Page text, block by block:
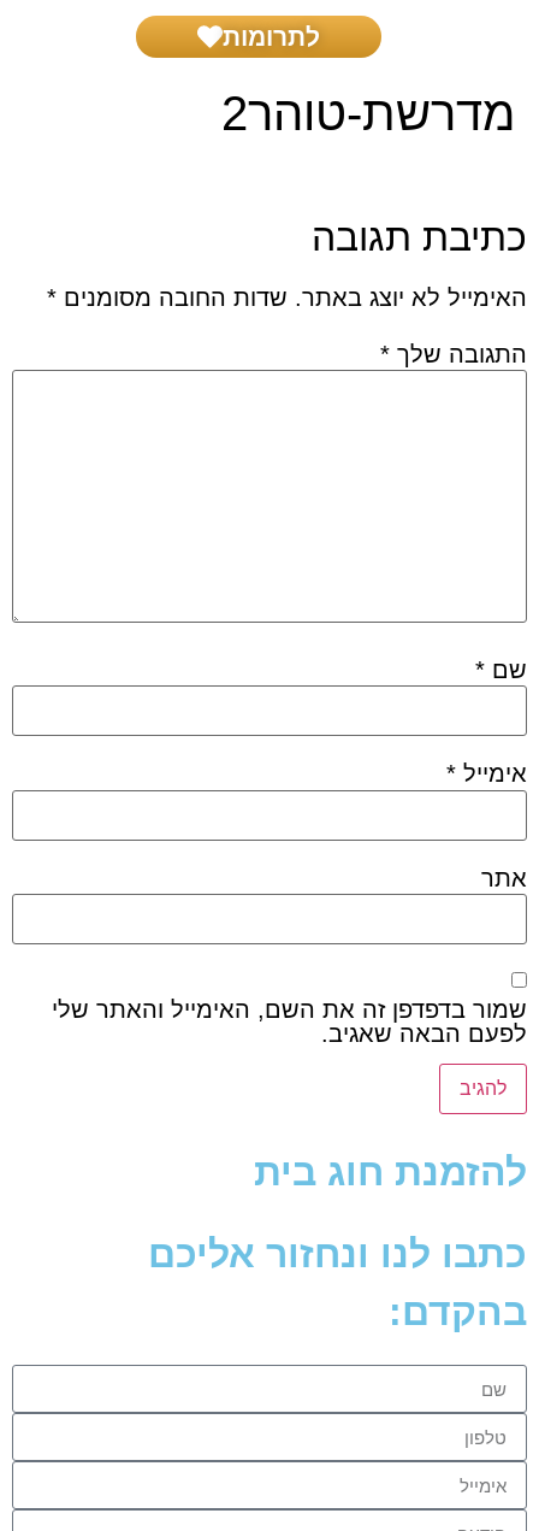
לתרומות
מדרשת-טוהר2
כתיבת תגובה
האימייל לא יוצג באתר. שדות החובה מסומנים *
התגובה שלך *
שם *
אימייל *
אתר
שמור בדפדפן זה את השם, האימייל והאתר שלי
לפעם הבאה שאגיב.
להזמנת חוג בית
כתבו לנו ונחזור אליכם
בהקדם: